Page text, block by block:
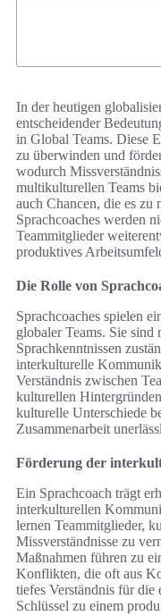
In der heutigen
entscheidender
in Global Teams. Diese
zu überwinden und
wodurch
multikulturellen Teams
auch Chancen, die es zu
Sprachcoaches werden
Teammitglieder
produktives
Die Rolle von
Sprachcoaches spielen
globaler Teams. Sie
Sprachkenntnissen
interkulturelle
Verständnis zwischen
kulturellen
kulturelle Unterschiede
Zusammenarbeit
Förderung der
Ein Sprachcoach trägt
interkulturellen
lernen Teammitglieder,
Missverständnisse zu
Maßnahmen führen zu
Konflikten, die oft aus
tiefes Verständnis für
Schlüssel zu einem